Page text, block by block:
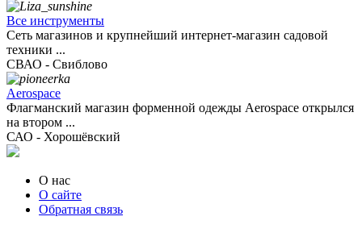
Все инструменты
Сеть магазинов и крупнейший интернет-магазин садовой
техники ...
СВАО - Свиблово
Aerospace
Флагманский магазин форменной одежды Aerospace открылся
на втором ...
САО - Хорошёвский
О нас
О сайте
Обратная связь